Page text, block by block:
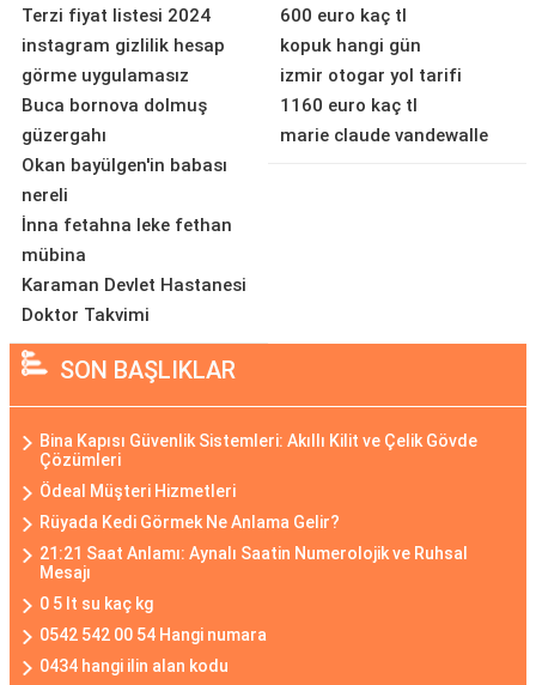
Terzi fiyat listesi 2024
instagram gizlilik hesap
görme uygulamasız
Buca bornova dolmuş
güzergahı
Okan bayülgen'in babası
nereli
İnna fetahna leke fethan
mübina
Karaman Devlet Hastanesi
Doktor Takvimi
600 euro kaç tl
kopuk hangi gün
izmir otogar yol tarifi
1160 euro kaç tl
marie claude vandewalle
SON BAŞLIKLAR
Bina Kapısı Güvenlik Sistemleri: Akıllı Kilit ve Çelik Gövde
Çözümleri
Ödeal Müşteri Hizmetleri
Rüyada Kedi Görmek Ne Anlama Gelir?
21:21 Saat Anlamı: Aynalı Saatin Numerolojik ve Ruhsal
Mesajı
0 5 lt su kaç kg
0542 542 00 54 Hangi numara
0434 hangi ilin alan kodu